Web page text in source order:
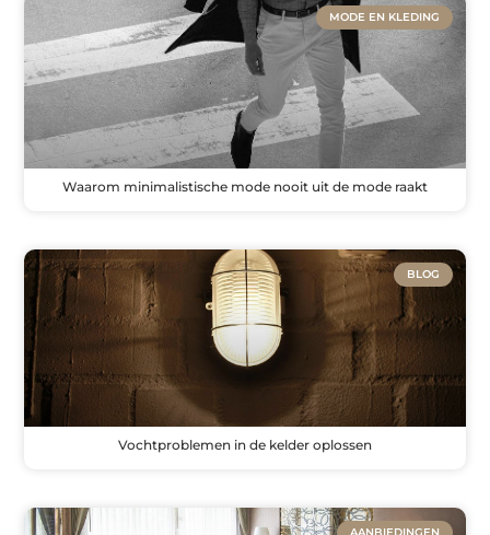
MODE EN KLEDING
Waarom minimalistische mode nooit uit de mode raakt
BLOG
Vochtproblemen in de kelder oplossen
AANBIEDINGEN